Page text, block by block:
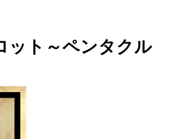
ット～ペンタクル